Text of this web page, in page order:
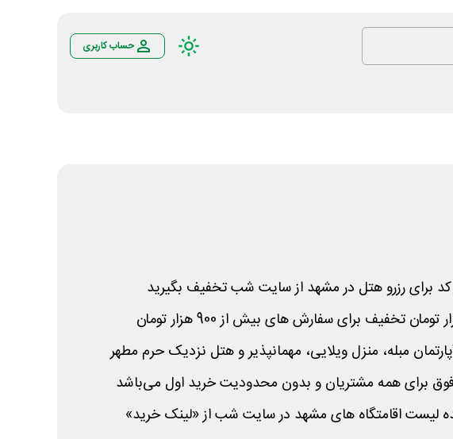
حساب کاربری
کد برای رزرو هتل در مشهد از سایت شب تخفیف بگیرید
مبله، منزل ویلایی، مهمانپذیر و هتل نزدیک حرم مطهر
برای همه مشتریان و بدون محدودیت خرید اول می‌باشد
لیست اقامتگاه های مشهد در سایت شب از «لینک خرید»